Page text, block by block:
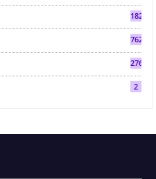
182
7624
2763
2